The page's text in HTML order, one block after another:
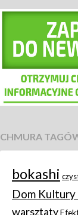
CHMURA
bokashi
Dom Kultury
warsztaty